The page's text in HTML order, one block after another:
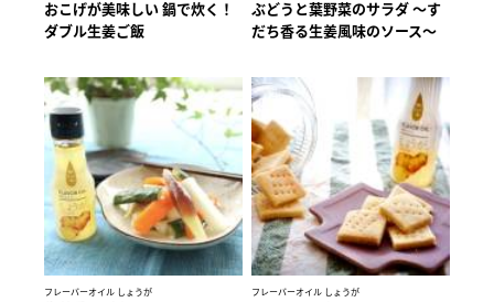
おこげが美味しい 鍋で炊く！
ダブル生姜ご飯
ぶどうと葉野菜のサラダ ～す
だち香る生姜風味のソース～
フレーバーオイル しょうが フレーバーオイル しょうが